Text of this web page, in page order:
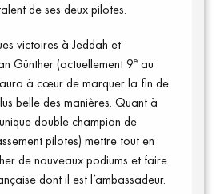
presse
de ses deux pilotes.
victoires à Jeddah et
Günther (actuellement 9e au
à cœur de marquer la fin de
belle des manières. Quant à
double champion de
pilotes) mettre tout en
de nouveaux podiums et faire
dont il est l’ambassadeur.